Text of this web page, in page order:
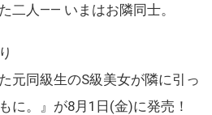
二人―― いまはお隣同士。
元同級生のS級美女が隣に引っ
に。』が8月1日(金)に発売！